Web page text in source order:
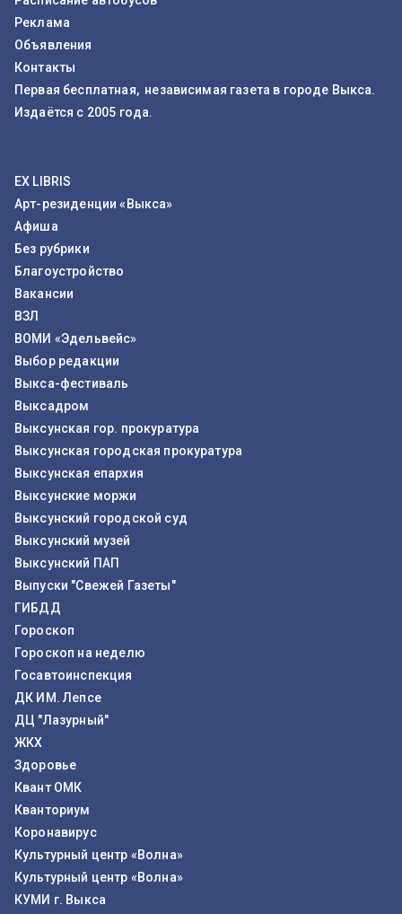
Реклама
Объявления
Контакты
Первая бесплатная, независимая газета в городе Выкса.
Издаётся с 2005 года.
EX LIBRIS
Арт-резиденции «Выкса»
Афиша
Без рубрики
Благоустройство
Вакансии
ВЗЛ
ВОМИ «Эдельвейс»
Выбор редакции
Выкса-фестиваль
Выксадром
Выксунская гор. прокуратура
Выксунская городская прокуратура
Выксунская епархия
Выксунские моржи
Выксунский городской суд
Выксунский музей
Выксунский ПАП
Выпуски "Свежей Газеты"
ГИБДД
Гороскоп
Гороскоп на неделю
Госавтоинспекция
ДК ИМ. Лепсе
ДЦ "Лазурный"
ЖКХ
Здоровье
Квант ОМК
Кванториум
Коронавирус
Культурный центр «Волна»
Культурный центр «Волна»
КУМИ г. Выкса